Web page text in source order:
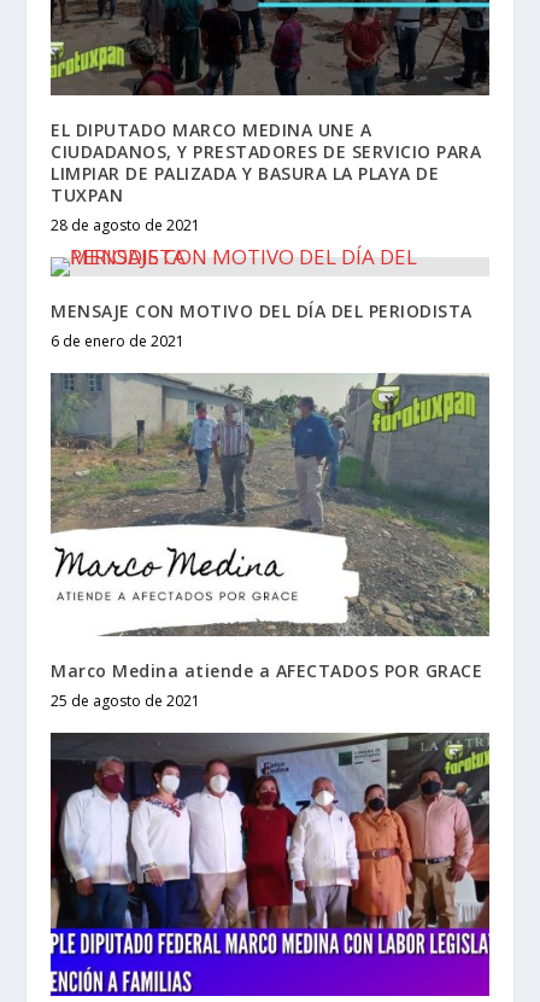
EL DIPUTADO MARCO MEDINA UNE A
CIUDADANOS, Y PRESTADORES DE SERVICIO PARA
LIMPIAR DE PALIZADA Y BASURA LA PLAYA DE
TUXPAN
28 de agosto de 2021
MENSAJE CON MOTIVO DEL DÍA DEL PERIODISTA
6 de enero de 2021
Marco Medina atiende a AFECTADOS POR GRACE
25 de agosto de 2021